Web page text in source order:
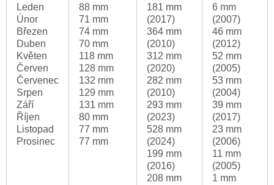
Leden
Únor
Březen
Duben
Květen
Červen
Červenec
Srpen
Září
Říjen
Listopad
Prosinec
88 mm
71 mm
74 mm
70 mm
118 mm
128 mm
132 mm
129 mm
131 mm
80 mm
77 mm
77 mm
181 mm
(2017)
364 mm
(2010)
312 mm
(2020)
282 mm
(2010)
293 mm
(2023)
528 mm
(2024)
199 mm
(2016)
208 mm
6 mm
(2007)
46 mm
(2012)
52 mm
(2005)
53 mm
(2004)
39 mm
(2017)
23 mm
(2006)
11 mm
(2005)
1 mm